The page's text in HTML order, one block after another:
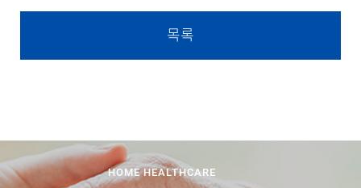
목록
HOME HEALTHCARE